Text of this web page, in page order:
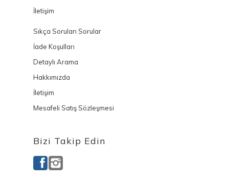
İletişim
Sıkça Sorulan Sorular
İade Koşulları
Detaylı Arama
Hakkımızda
İletişim
Mesafeli Satış Sözleşmesi
Bizi Takip Edin